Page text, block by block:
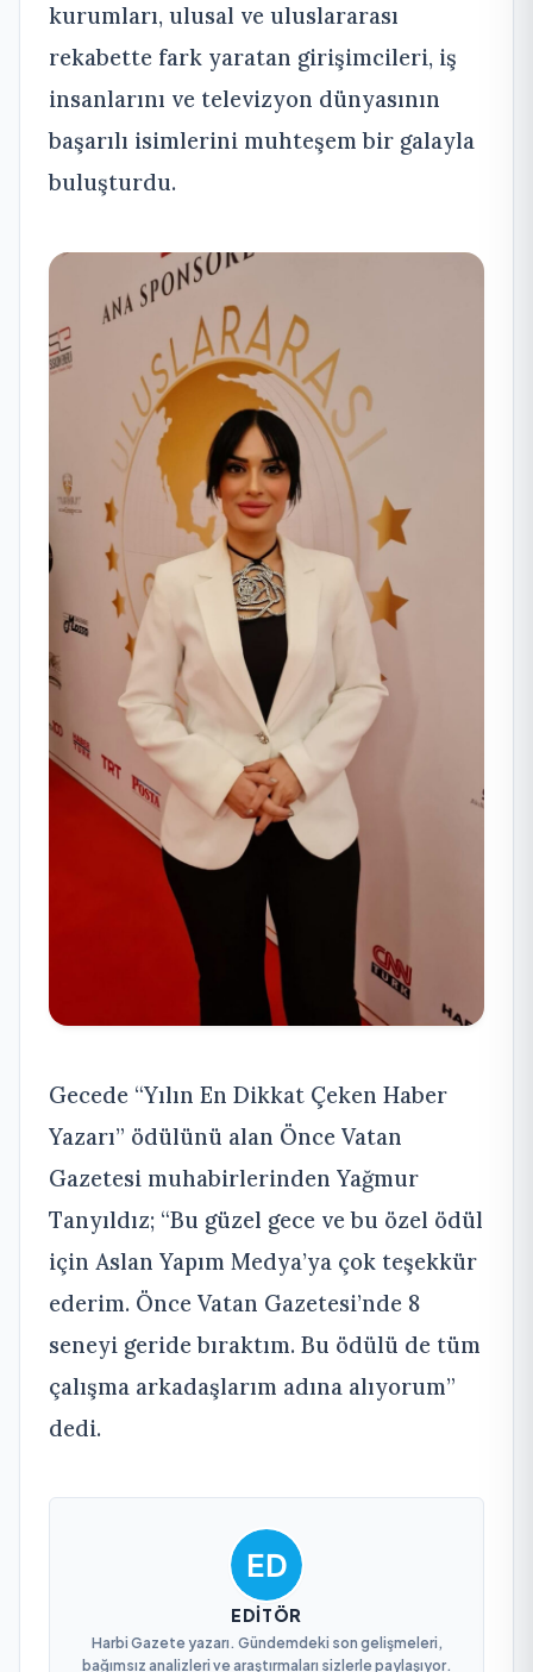
kurumları, ulusal ve uluslararası
rekabette fark yaratan girişimcileri, iş
insanlarını ve televizyon dünyasının
başarılı isimlerini muhteşem bir galayla
buluşturdu.
Gecede “Yılın En Dikkat Çeken Haber
Yazarı” ödülünü alan Önce Vatan
Gazetesi muhabirlerinden Yağmur
Tanyıldız; “Bu güzel gece ve bu özel ödül
için Aslan Yapım Medya’ya çok teşekkür
ederim. Önce Vatan Gazetesi’nde 8
seneyi geride bıraktım. Bu ödülü de tüm
çalışma arkadaşlarım adına alıyorum”
dedi.
EDITÖR
Harbi Gazete yazarı. Gündemdeki son gelişmeleri,
bağımsız analizleri ve araştırmaları sizlerle paylaşıyor.